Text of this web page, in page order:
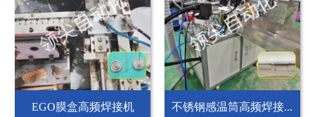
EGO膜盒高频焊接机 不锈钢感温筒高频焊接...